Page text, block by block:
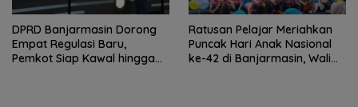
DPRD Banjarmasin Dorong
Empat Regulasi Baru,
Pemkot Siap Kawal hingga
Ratusan Pelajar Meriahkan
Puncak Hari Anak Nasional
ke-42 di Banjarmasin, Wali